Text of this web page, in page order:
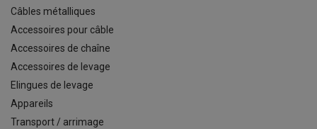
Câbles métalliques
Accessoires pour câble
Accessoires de chaîne
Accessoires de levage
Elingues de levage
Appareils
Transport / arrimage